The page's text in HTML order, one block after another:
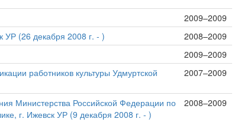
2009–2009
УР (26 декабря 2008 г. - )
2008–2009
2009–2009
работников культуры Удмуртской
2007–2009
Министерства Российской Федерации по
г. Ижевск УР (9 декабря 2008 г. - )
2008–2009